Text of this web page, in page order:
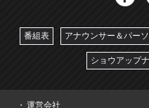
番組表 アナウンサー＆パー
ショウアップ
運営会社